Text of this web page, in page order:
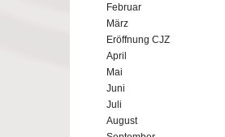
Februar
März
Eröffnung CJZ
April
Mai
Juni
Juli
August